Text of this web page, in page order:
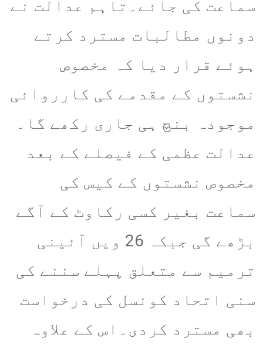
سماعت کی جائے۔تاہم عدالت نے
دونوں مطالبات مسترد کرتے
ہوئے قرار دیا کہ مخصوص
نشستوں کے مقدمے کی کارروائی
موجودہ بنچ ہی جاری رکھے گا۔
عدالت عظمی کے فیصلے کے بعد
مخصوص نشستوں کے کیس کی
سماعت بغیر کسی رکاوٹ کے آگے
بڑھے گی جبکہ 26 ویں آئینی
ترمیم سے متعلق پہلے سننے کی
سنی اتحاد کونسل کی درخواست
بھی مسترد کردی۔اس کے علاوہ